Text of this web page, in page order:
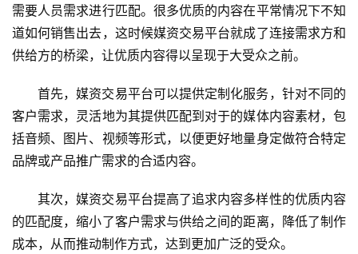
需要人员需求进行匹配。很多优质的内容在平常情况下不知
道如何销售出去，这时候媒资交易平台就成了连接需求方和
供给方的桥梁，让优质内容得以呈现于大受众之前。
首先，媒资交易平台可以提供定制化服务，针对不同的
客户需求，灵活地为其提供匹配到对于的媒体内容素材，包
括音频、图片、视频等形式，以便更好地量身定做符合特定
品牌或产品推广需求的合适内容。
其次，媒资交易平台提高了追求内容多样性的优质内容
的匹配度，缩小了客户需求与供给之间的距离，降低了制作
成本，从而推动制作方式，达到更加广泛的受众。